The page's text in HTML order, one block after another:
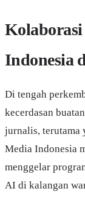
Indonesia
Di tengah
kecerdasan
jurnalis, terutama
Media Indonesia
menggelar
AI di kalangan